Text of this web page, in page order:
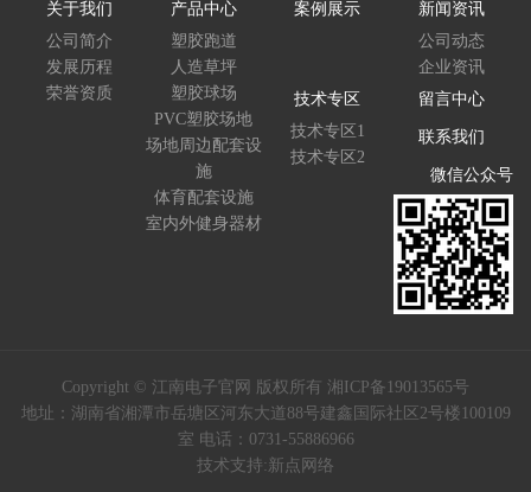
关于我们
公司简介
发展历程
荣誉资质
产品中心
塑胶跑道
人造草坪
塑胶球场
PVC塑胶场地
场地周边配套设
施
体育配套设施
室内外健身器材
案例展示
新闻资讯
公司动态
企业资讯
技术专区
技术专区1
技术专区2
留言中心
联系我们
微信公众号
Copyright © 江南电子官网 版权所有 湘ICP备19013565号
地址：湖南省湘潭市岳塘区河东大道88号建鑫国际社区2号楼100109
室 电话：0731-55886966
技术支持:新点网络